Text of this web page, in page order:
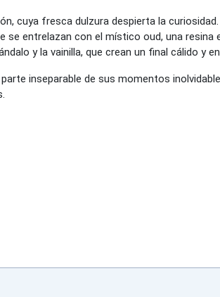
cuya fresca dulzura despierta la
se entrelazan con el místico oud, una resina
y la vainilla, que crean un final cálido y
inseparable de sus momentos